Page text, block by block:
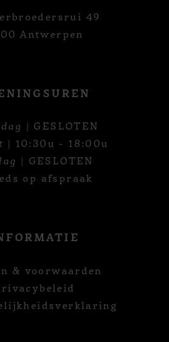
49
Antwerpen
| GESLOTEN
| 10:30u - 18:00u
| GESLOTEN
op afspraak
& voorwaarden